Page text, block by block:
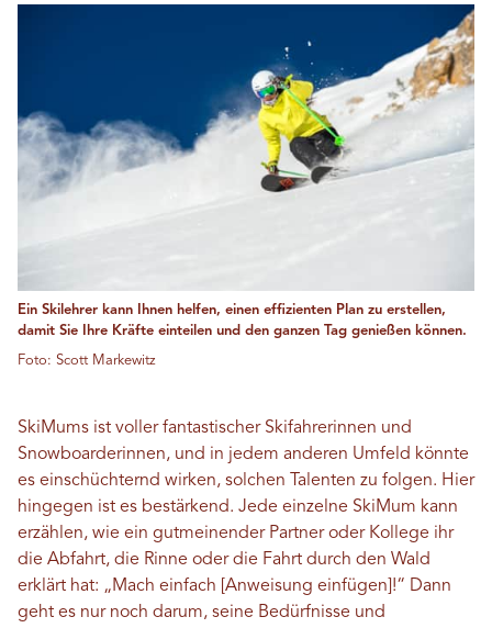
Ein Skilehrer kann Ihnen helfen, einen effizienten Plan zu erstellen,
damit Sie Ihre Kräfte einteilen und den ganzen Tag genießen können.
Foto: Scott Markewitz
SkiMums ist voller fantastischer Skifahrerinnen und
Snowboarderinnen, und in jedem anderen Umfeld könnte
es einschüchternd wirken, solchen Talenten zu folgen. Hier
hingegen ist es bestärkend. Jede einzelne SkiMum kann
erzählen, wie ein gutmeinender Partner oder Kollege ihr
die Abfahrt, die Rinne oder die Fahrt durch den Wald
erklärt hat: „Mach einfach [Anweisung einfügen]!“ Dann
geht es nur noch darum, seine Bedürfnisse und